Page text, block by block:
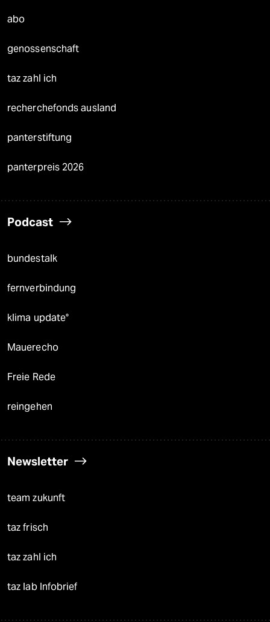
abo
genossenschaft
taz zahl ich
recherchefonds ausland
panterstiftung
panterpreis 2026
Podcast
bundestalk
fernverbindung
klima update°
Mauerecho
Freie Rede
reingehen
Newsletter
team zukunft
taz frisch
taz zahl ich
taz lab Infobrief